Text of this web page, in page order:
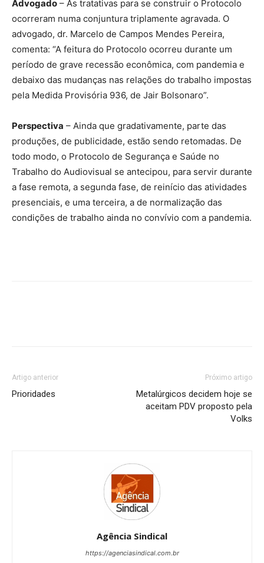
Advogado – As tratativas para se construir o Protocolo
ocorreram numa conjuntura triplamente agravada. O
advogado, dr. Marcelo de Campos Mendes Pereira,
comenta: “A feitura do Protocolo ocorreu durante um
período de grave recessão econômica, com pandemia e
debaixo das mudanças nas relações do trabalho impostas
pela Medida Provisória 936, de Jair Bolsonaro”.
Perspectiva – Ainda que gradativamente, parte das
produções, de publicidade, estão sendo retomadas. De
todo modo, o Protocolo de Segurança e Saúde no
Trabalho do Audiovisual se antecipou, para servir durante
a fase remota, a segunda fase, de reinício das atividades
presenciais, e uma terceira, a de normalização das
condições de trabalho ainda no convívio com a pandemia.
Artigo anterior
Prioridades
Próximo artigo
Metalúrgicos decidem hoje se
aceitam PDV proposto pela
Volks
Agência Sindical
https://agenciasindical.com.br